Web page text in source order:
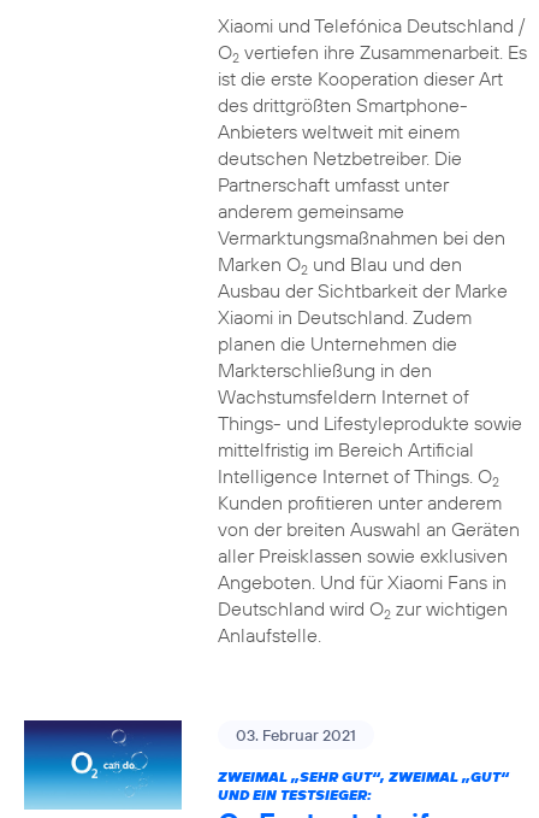
Xiaomi und Telefónica Deutschland /
O2vertiefen ihre Zusammenarbeit. Es
ist die erste Kooperation dieser Art
des drittgrößten Smartphone-
Anbieters weltweit mit einem
deutschen Netzbetreiber. Die
Partnerschaft umfasst unter
anderem gemeinsame
Vermarktungsmaßnahmen bei den
Marken O2und Blau und den
Ausbau der Sichtbarkeit der Marke
Xiaomi in Deutschland. Zudem
planen die Unternehmen die
Markterschließung in den
Wachstumsfeldern Internet of
Things- und Lifestyleprodukte sowie
mittelfristig im Bereich Artificial
Intelligence Internet of Things. O2
Kunden profitieren unter anderem
von der breiten Auswahl an Geräten
aller Preisklassen sowie exklusiven
Angeboten. Und für Xiaomi Fans in
Deutschland wird O2zur wichtigen
Anlaufstelle.
03. Februar 2021
ZWEIMAL „SEHR GUT“, ZWEIMAL „GUT“
UND EIN TESTSIEGER: